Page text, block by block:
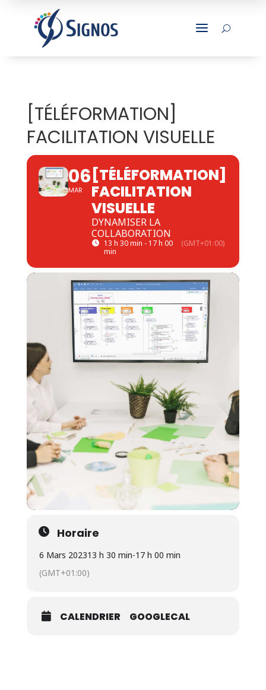
a U
[TÉLÉFORMATION]
FACILITATION VISUELLE
06
MAR
[TÉLÉFORMATION]
FACILITATION
VISUELLE
DYNAMISER LA
COLLABORATION
13 h 30 min - 17 h 00
min
(GMT+01:00)
Horaire
6 Mars 202313 h 30 min-17 h 00 min
(GMT+01:00)
CALENDRIER GOOGLECAL